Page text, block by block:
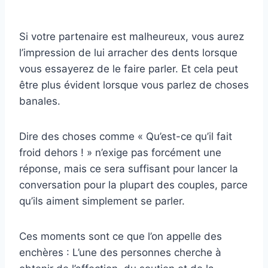
Si votre partenaire est malheureux, vous aurez
l’impression de lui arracher des dents lorsque
vous essayerez de le faire parler. Et cela peut
être plus évident lorsque vous parlez de choses
banales.
Dire des choses comme « Qu’est-ce qu’il fait
froid dehors ! » n’exige pas forcément une
réponse, mais ce sera suffisant pour lancer la
conversation pour la plupart des couples, parce
qu’ils aiment simplement se parler.
Ces moments sont ce que l’on appelle des
enchères : L’une des personnes cherche à